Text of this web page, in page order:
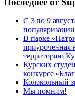
Последнее от
С 3 по 9
В парке
приуроченная
территорию
Курских
конкурсе
Колокольный
Мы помним!